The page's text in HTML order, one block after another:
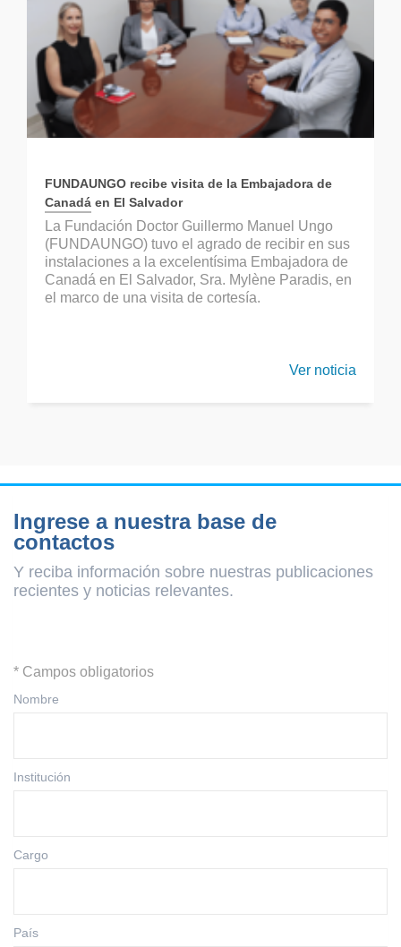
FUNDAUNGO recibe visita de la Embajadora de
Canadá en El Salvador
La Fundación Doctor Guillermo Manuel Ungo
(FUNDAUNGO) tuvo el agrado de recibir en sus
instalaciones a la excelentísima Embajadora de
Canadá en El Salvador, Sra. Mylène Paradis, en
el marco de una visita de cortesía.
Ver noticia
Ingrese a nuestra base de
contactos
Y reciba información sobre nuestras publicaciones
recientes y noticias relevantes.
* Campos obligatorios
Nombre
Institución
Cargo
País